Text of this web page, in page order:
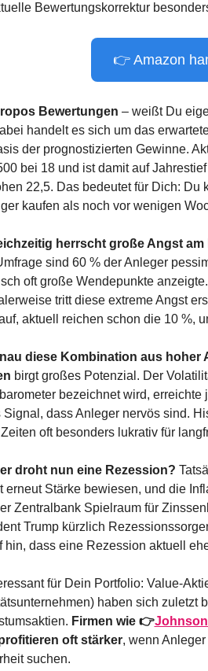
Bewertungskorrektur
👉 Amazon
Bewertungen – weißt Du
handelt es sich um das
der prognostizierten Gewinne.
bei 18 und ist damit auf
22,5. Das bedeutet für Dich: Du
kaufen als noch vor wenigen
herrscht große Angst am
sind 60 % der Anleger
oft große Wendepunkte
tritt diese extreme Angst
aktuell reichen schon die 10 %,
diese Kombination aus hoher
birgt großes Potenzial. Der
bezeichnet wird, erreichte
Signal, dass Anleger nervös sind.
oft besonders lukrativ für
droht nun eine Rezession?
erneut Stärke bewiesen, und die
Zentralbank Spielraum für
Trump kürzlich
hin, dass eine Rezession aktuell
für Dein Portfolio: Value-
haben sich zuletzt
Firmen wie 👉
oft stärker, wenn
suchen.